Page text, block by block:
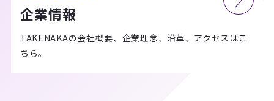
企業情報
TAKENAKAの会社概要、企業理念、沿革、アクセスはこ
ちら。